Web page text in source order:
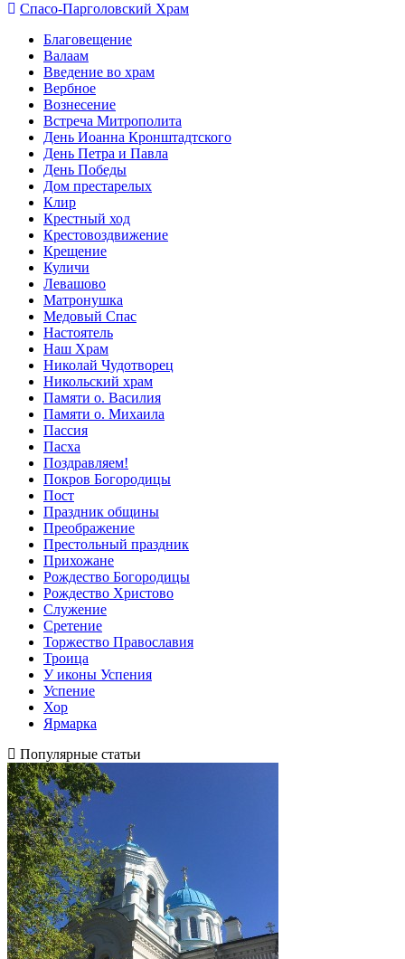
Спасо-Парголовский Храм
Благовещение
Валаам
Введение во храм
Вербное
Вознесение
Встреча Митрополита
День Иоанна Кронштадтского
День Петра и Павла
День Победы
Дом престарелых
Клир
Крестный ход
Крестовоздвижение
Крещение
Куличи
Левашово
Матронушка
Медовый Спас
Настоятель
Наш Храм
Николай Чудотворец
Никольский храм
Памяти о. Василия
Памяти о. Михаила
Пассия
Пасха
Поздравляем!
Покров Богородицы
Пост
Праздник общины
Преображение
Престольный праздник
Прихожане
Рождество Богородицы
Рождество Христово
Служение
Сретение
Торжество Православия
Троица
У иконы Успения
Успение
Хор
Ярмарка
Популярные статьи